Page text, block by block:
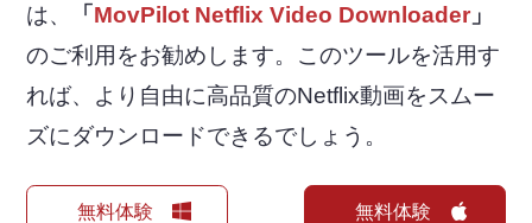
は、
「MovPilot Netflix Video Downloader 」
のご利用をお勧めします。このツールを活用す
れば、より自由に高品質のNetflix動画をスムー
ズにダウンロードできるでしょう。
無料体験 無料体験